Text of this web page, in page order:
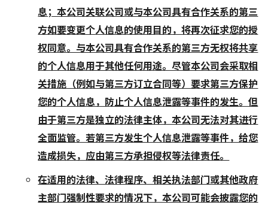
息；本公司关联公司或与本公司具有合作关系的第三
方如要变更个人信息的使用目的，将再次征求您的授
权同意。与本公司具有合作关系的第三方无权将共享
的个人信息用于其他任何用途。尽管本公司会采取相
关措施（例如与第三方订立合同等）要求第三方保护
您的个人信息，防止个人信息泄露等事件的发生。但
由于第三方是独立的法律主体，本公司无法对其进行
全面监管。若第三方发生个人信息泄露等事件，给您
造成损失，应由第三方承担侵权等法律责任。
在适用的法律、法律程序、相关执法部门或其他政府
主部门强制性要求的情况下，本公司可能会披露您的